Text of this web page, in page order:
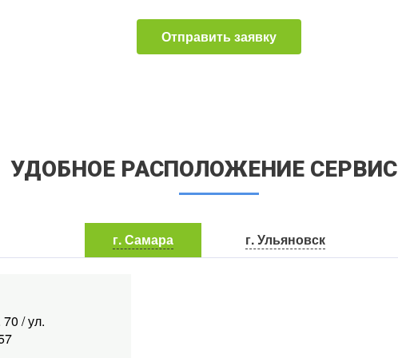
Отправить заявку
УДОБНОЕ РАСПОЛОЖЕНИЕ
г. Самара г. Ульяновск
/ ул.